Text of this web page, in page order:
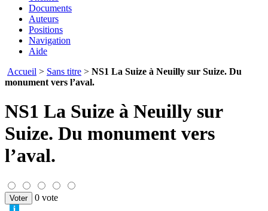
Documents
Auteurs
Positions
Navigation
Aide
Accueil > Sans titre > NS1 La Suize à Neuilly sur Suize. Du
monument vers l’aval.
NS1 La Suize à Neuilly sur
Suize. Du monument vers
l’aval.
0 vote